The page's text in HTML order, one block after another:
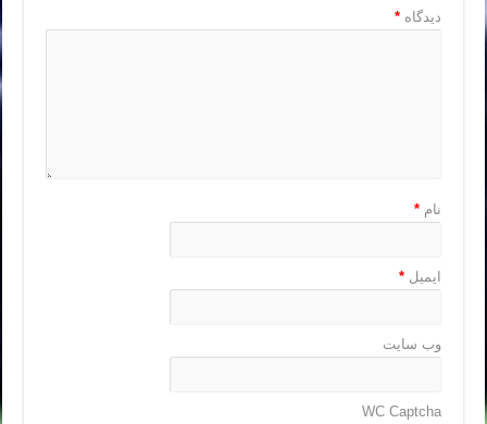
دیدگاه*
نام*
ایمیل*
وب‌ سایت
WC Captcha